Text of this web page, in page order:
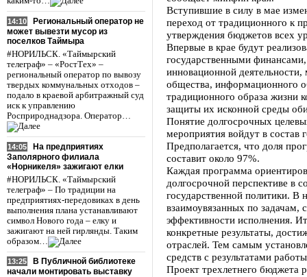
14:10
Региональный оператор не
может вывезти мусор из
поселков Таймыра
#НОРИЛЬСК. «Таймырский
телеграф» – «РостТех» –
региональный оператор по вывозу
твердых коммунальных отходов –
подало в краевой арбитражный суд
иск к управлению
Росприроднадзора. Оператор…
14:05
На предприятиях
Заполярного филиала
«Норникеля» зажигают елки
#НОРИЛЬСК. «Таймырский
телеграф» – По традиции на
предприятиях-передовиках в день
выполнения плана устанавливают
символ Нового года – елку и
зажигают на ней гирлянды. Таким
образом…
13:25
В Публичной библиотеке
начали монтировать выставку
Вступившие в силу в мае
переход от традиционного к
утверждения бюджетов всех
Впервые в крае будут
государственными
инновационной деятельности,
общества, информационного
традиционного образа жизни
защиты их исконной среды
Понятие долгосрочных
мероприятия войдут в состав
Предполагается, что доля
составит около 97%.
Каждая программа
долгосрочной перспективе в
государственной политики. В
взаимоувязанных по задачам,
эффективности исполнения.
конкретные результаты,
отраслей. Тем самым
средств с результатами
Проект трехлетнего бюджета